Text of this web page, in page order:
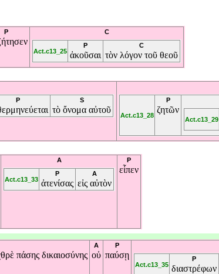
P C
Act.c13_25
P
ἀκοῦσαι
C
τὸν λόγον τοῦ θεοῦ
P S
τὸ ὄνομα αὐτοῦ
Act.c13_28
P
ζητῶν
Act.c13_29
A
Act.c13_33
P
ἀτενίσας
A
εἰς αὐτὸν
P
εἶπεν
πάσης δικαιοσύνης
A
οὐ
P
παύσῃ
Act.c13_35
P
διαστρέφων